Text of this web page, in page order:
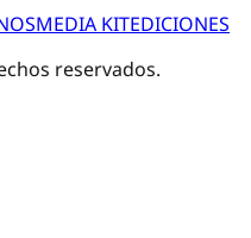
MEDIA KITEDICIONES
reservados.